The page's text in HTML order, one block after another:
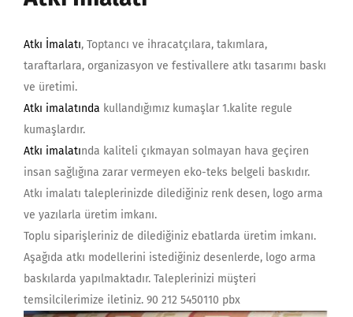
Atkı İmalatı, Toptancı ve ihracatçılara, takımlara,
taraftarlara, organizasyon ve festivallere atkı tasarımı baskı
ve üretimi.
Atkı imalatında kullandığımız kumaşlar 1.kalite regule
kumaşlardır.
Atkı imalatında kaliteli çıkmayan solmayan hava geçiren
insan sağlığına zarar vermeyen eko-teks belgeli baskıdır.
Atkı imalatı taleplerinizde dilediğiniz renk desen, logo arma
ve yazılarla üretim imkanı.
Toplu siparişleriniz de dilediğiniz ebatlarda üretim imkanı.
Aşağıda atkı modellerini istediğiniz desenlerde, logo arma
baskılarda yapılmaktadır. Taleplerinizi müşteri
temsilcilerimize iletiniz. 90 212 5450110 pbx